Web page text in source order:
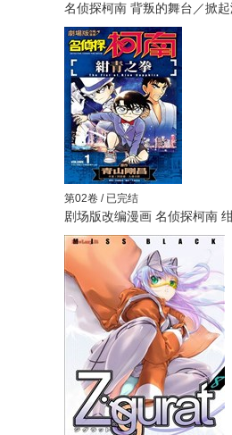
名侦探柯南 背叛的舞台／掀
第02卷 / 已完结
剧场版改编漫画 名侦探柯南